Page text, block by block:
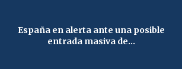
España en alerta ante una posible
entrada masiva de...